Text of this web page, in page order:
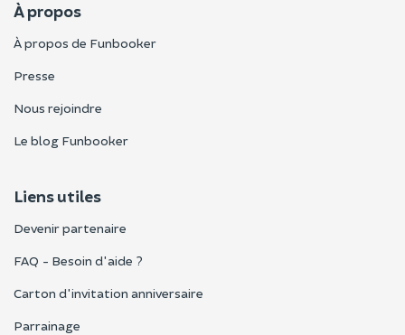
À propos
À propos de Funbooker
Presse
Nous rejoindre
Le blog Funbooker
Liens utiles
Devenir partenaire
FAQ - Besoin d'aide ?
Carton d'invitation anniversaire
Parrainage